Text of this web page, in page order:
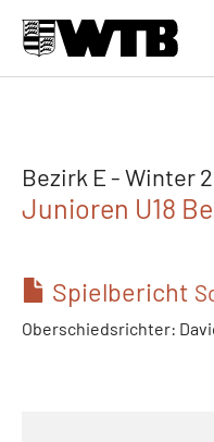
Bezirk E - Winter
Junioren U18
Spielbericht
Oberschiedsrichter: